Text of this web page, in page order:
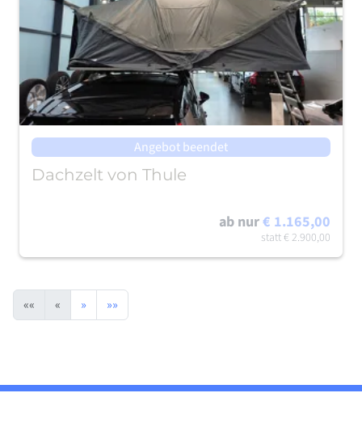
Angebot beendet
Dachzelt von Thule
ab nur€ 1.165,00
statt€ 2.900,00
«« « » »»